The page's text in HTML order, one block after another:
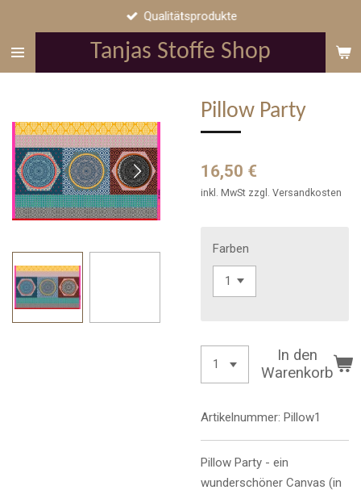
springen
Tanjas Stoffe Shop
Qualitätsprodukte
Pillow Party
16,50 €
inkl. MwSt zzgl. Versandkosten
Farben
In den
Warenkorb
Artikelnummer: Pillow1
Pillow Party - ein
wunderschöner Canvas (in